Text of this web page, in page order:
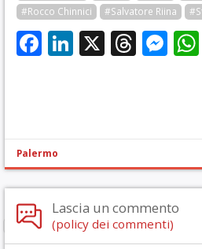
#Rocco Chinnici
#Salvatore Riina
Facebook
LinkedIn
X
Palermo
Lascia un commento
(policy dei commenti)